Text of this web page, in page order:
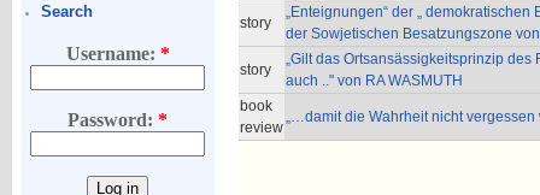
Search
Username: *
Password:*
story
„Enteignungen“ der „ demokratischen
der Sowjetischen Besatzungszone
story
„Gilt das Ortsansässigkeitsprinzip
auch .." von RA WASMUTH
book
review
„…damit die Wahrheit nicht vergessen